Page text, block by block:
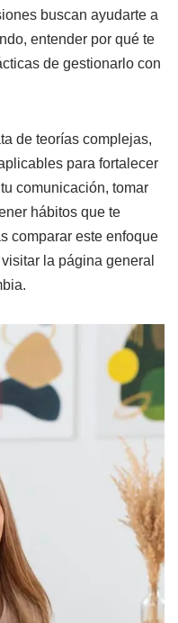
buscan ayudarte a
entender por qué te
de gestionarlo con
de teorías complejas,
para fortalecer
comunicación, tomar
hábitos que te
comparar este enfoque
la página general